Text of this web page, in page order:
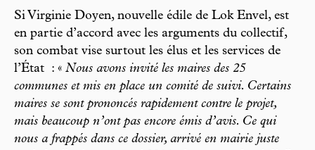
Si Virginie Doyen, nouvelle édile de Lok Envel, est
en partie d’accord avec les arguments du collectif,
son combat vise surtout les élus et les services de
l’État : « Nous avons invité les maires des 25
communes et mis en place un comité de suivi. Certains
maires se sont prononcés rapidement contre le projet,
mais beaucoup n’ont pas encore émis d’avis. Ce qui
nous a frappés dans ce dossier, arrivé en mairie juste